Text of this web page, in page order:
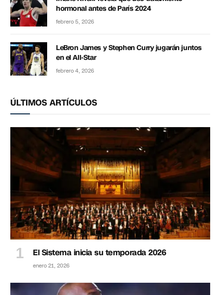
hormonal antes de París 2024
febrero 5, 2026
LeBron James y Stephen Curry jugarán juntos
en el All-Star
febrero 4, 2026
ÚLTIMOS ARTÍCULOS
El Sistema inicia su temporada 2026
enero 21, 2026